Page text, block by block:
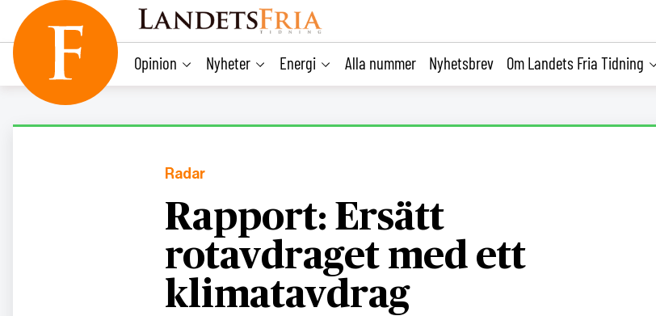
content
Opinion Nyheter Energi Alla nummer Nyhetsbrev Om Landets Fria Tidning
Radar
Rapport: Ersätt
rotavdraget med ett
klimatavdrag